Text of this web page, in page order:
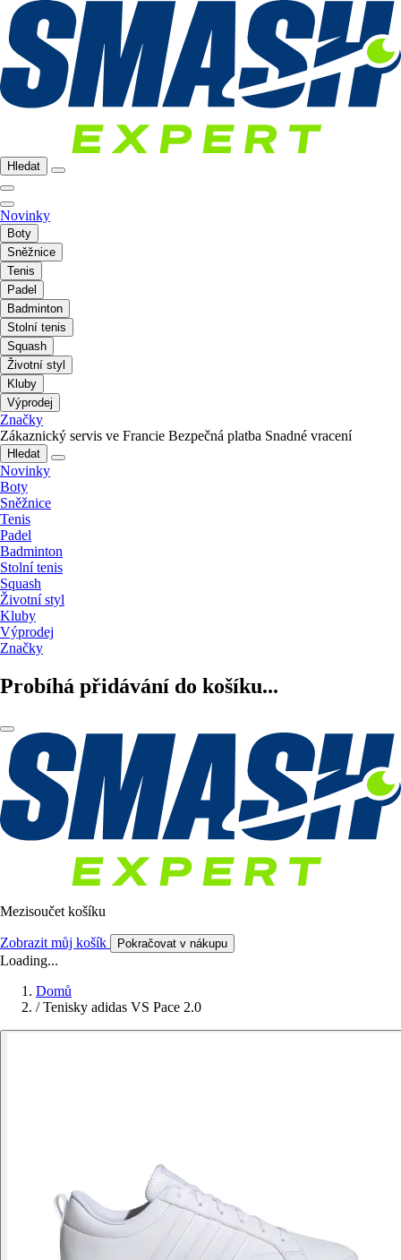
Hledat
Novinky
Boty
Sněžnice
Tenis
Padel
Badminton
Stolní tenis
Squash
Životní styl
Kluby
Výprodej
Značky
Zákaznický servis ve Francie Bezpečná platba Snadné vracení
Hledat
Novinky
Boty
Sněžnice
Tenis
Padel
Badminton
Stolní tenis
Squash
Životní styl
Kluby
Výprodej
Značky
Probíhá přidávání do košíku...
Mezisoučet košíku
Zobrazit můj košík Pokračovat v nákupu
Loading...
Domů
/ Tenisky adidas VS Pace 2.0